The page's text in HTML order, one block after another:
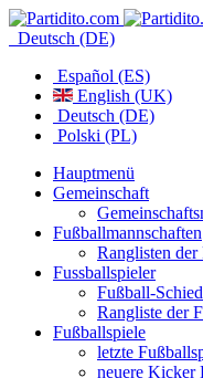
Deutsch (DE)
Español (ES)
English (UK)
Deutsch (DE)
Polski (PL)
Hauptmenü
Gemeinschaft
Fußballmannschaften
Ranglisten der
Fussballspieler
Fußball-
Rangliste der
Fußballspiele
letzte
neuere Kicker